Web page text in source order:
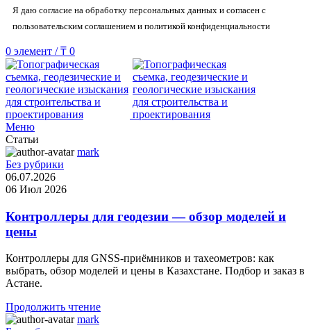
Я даю согласие на обработку персональных данных и согласен с
пользовательским соглашением и политикой конфиденциальности
0 элемент / ₸ 0
Меню
Статьи
mark
Без рубрики
06.07.2026
06 Июл 2026
Контроллеры для геодезии — обзор моделей и
цены
Контроллеры для GNSS-приёмников и тахеометров: как
выбрать, обзор моделей и цены в Казахстане. Подбор и заказ в
Астане.
Продолжить чтение
mark